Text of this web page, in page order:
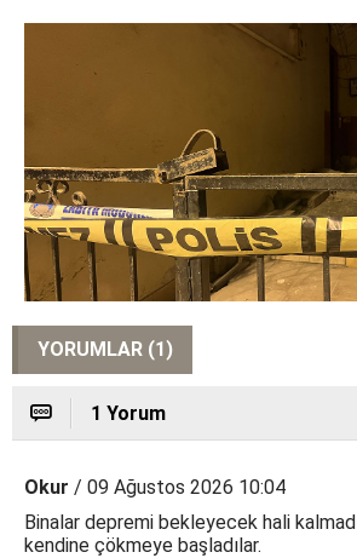
YORUMLAR (1)
1 Yorum
Okur / 09 Ağustos 2026 10:04
Binalar depremi bekleyecek hali
kendine çökmeye başladılar.